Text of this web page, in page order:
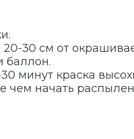
30 см от
баллон.
минут краска
чем начать